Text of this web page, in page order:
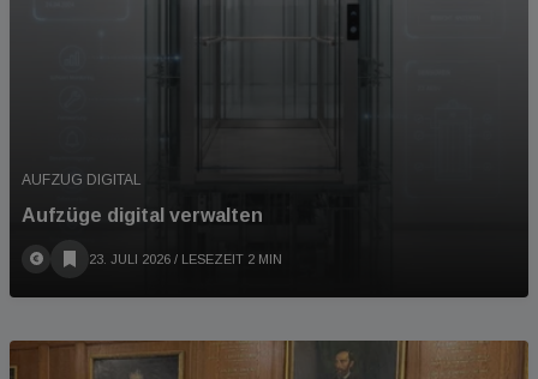
AUFZUG DIGITAL
Aufzüge digital verwalten
23. JULI 2026 / LESEZEIT 2 MIN